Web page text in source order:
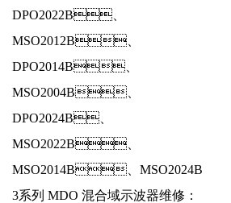
DPO2022B、
MSO2012B、
DPO2014B、
MSO2004B、
DPO2024B、
MSO2022B、
MSO2014B、MSO2024B
3系列 MDO 混合域示波器维修：